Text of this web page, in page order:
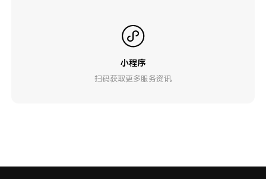
小程序
扫码获取更多服务资讯